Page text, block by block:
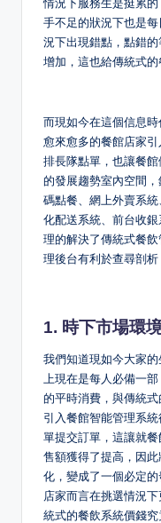
情況下服務生是挺累
手不足的狀況下也是
況下出現錯點，點錯
增加，這也給傳統式的
而現如今在這個信息
愈來愈多的餐館店家
排長隊點單，也讓餐
的發展趨勢室內空間
碼點餐、網上外賣系
化配送系統、前台收
理的解決了傳統式餐
理後台有利於查尋剖
1. 時下市場環
我們知道現如今大家
上現在是每人必備一
的平時消費，與傳統
引入餐館智能管理系
單提交訂單，這讓就
售額獲得了提高，因
化，變成了一個必定
店家而言在挑選情況
統式的餐飲系統價錢究